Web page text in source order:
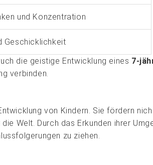
und Konzentration
Geschicklichkeit
die geistige Entwicklung eines 7-
verbinden.
von Kindern. Sie fördern
Welt. Durch das Erkunden ihrer
zu ziehen.